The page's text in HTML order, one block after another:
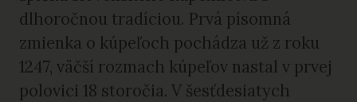
dlhoročnou tradíciou. Prvá písomná
zmienka o kúpeľoch pochádza už z roku
1247, väčší rozmach kúpeľov nastal v prvej
polovici 18 storočia. V šesťdesiatych